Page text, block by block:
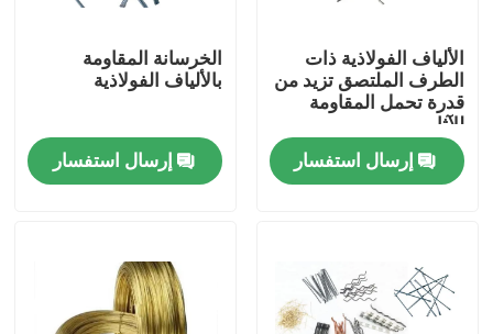
المنتجات
الألياف الفولاذية ذات
الطرف الملتصق تزيد من
قدرة تحمل المقاومة
للآثار
إرسال استفسار
الخرسانة المقاومة
بالألياف الفولاذية
إرسال استفسار